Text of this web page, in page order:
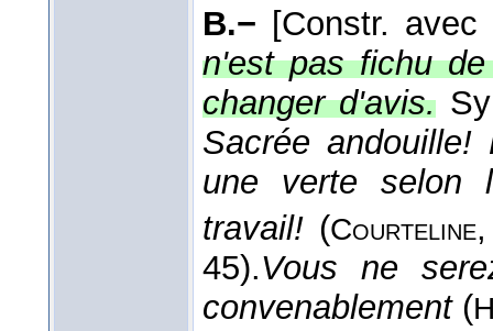
B.− [Constr.
n'est pas fichu
changer d'avis.
Sacrée
une verte selon
travail! (Courteline
45).Vous ne
convenablement(